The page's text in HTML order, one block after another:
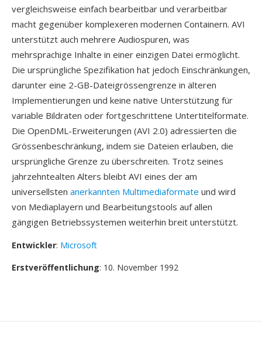
vergleichsweise einfach bearbeitbar und verarbeitbar
macht gegenüber komplexeren modernen Containern. AVI
unterstützt auch mehrere Audiospuren, was
mehrsprachige Inhalte in einer einzigen Datei ermöglicht.
Die ursprüngliche Spezifikation hat jedoch Einschränkungen,
darunter eine 2-GB-Dateigrössengrenze in älteren
Implementierungen und keine native Unterstützung für
variable Bildraten oder fortgeschrittene Untertitelformate.
Die OpenDML-Erweiterungen (AVI 2.0) adressierten die
Grössenbeschränkung, indem sie Dateien erlauben, die
ursprüngliche Grenze zu überschreiten. Trotz seines
jahrzehntealten Alters bleibt AVI eines der am
universellsten anerkannten Multimediaformate und wird
von Mediaplayern und Bearbeitungstools auf allen
gängigen Betriebssystemen weiterhin breit unterstützt.
Entwickler: Microsoft
Erstveröffentlichung: 10. November 1992